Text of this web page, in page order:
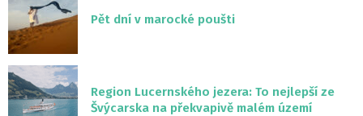
Pět dní v marocké poušti
Region Lucernského jezera: To nejlepší ze
Švýcarska na překvapivě malém území